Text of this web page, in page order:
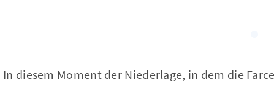
In diesem Moment der Niederlage, in dem die